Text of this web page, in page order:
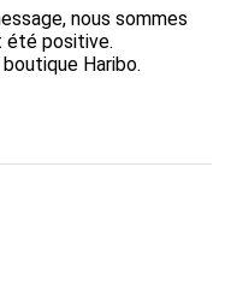
nous sommes
été positive.
Haribo.